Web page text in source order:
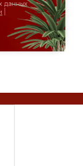
данных